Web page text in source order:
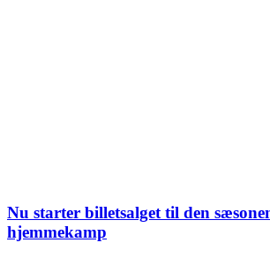
Nu starter billetsalget til den
hjemmekamp